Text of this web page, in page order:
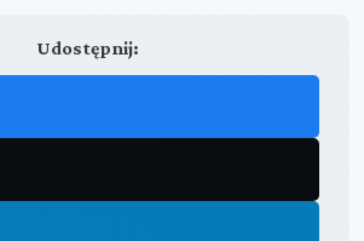
Udostępnij: